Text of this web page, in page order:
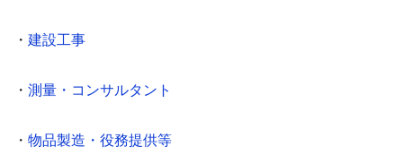
・ 建設工事
・ 測量・コンサルタント
・ 物品製造・役務提供等